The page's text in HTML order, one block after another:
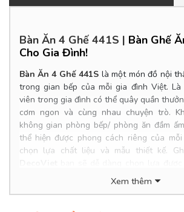
Bàn Ăn 4 Ghế 441S | Bàn Ghế
Cho Gia Đình!
Bàn Ăn 4 Ghế 441S là một món đồ nội
trong gian bếp của mỗi gia đình Việt.
viên trong gia đình có thể quây quần
cơm ngon và cùng nhau chuyện trò.
không gian phòng bếp/ phòng ăn đầm
thể hiện được phong cách riêng của
chọn lựa chất liệu và mẫu thiết kế.
ghế ăn cao cấp và phù hợp túi tiền của gia
Product Info
Xem thêm